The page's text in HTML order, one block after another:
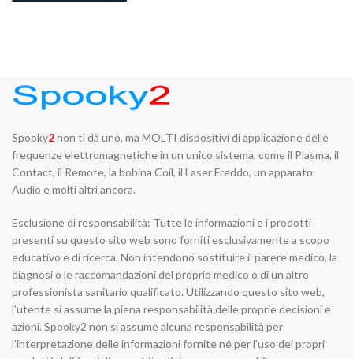
Spooky2non ti dà uno, ma MOLTI dispositivi di applicazione delle
frequenze elettromagnetiche in un unico sistema, come il Plasma, il
Contact, il Remote, la bobina Coil, il Laser Freddo, un apparato
Audio e molti altri ancora.
Esclusione di responsabilità: Tutte le informazioni e i prodotti
presenti su questo sito web sono forniti esclusivamente a scopo
educativo e di ricerca. Non intendono sostituire il parere medico, la
diagnosi o le raccomandazioni del proprio medico o di un altro
professionista sanitario qualificato. Utilizzando questo sito web,
l’utente si assume la piena responsabilità delle proprie decisioni e
azioni. Spooky2 non si assume alcuna responsabilità per
l’interpretazione delle informazioni fornite né per l’uso dei propri